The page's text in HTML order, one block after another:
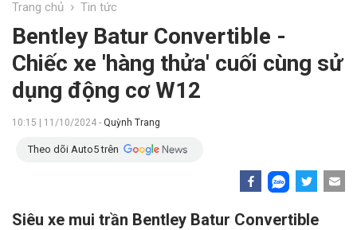
Trang chủ › Tin tức
Bentley Batur Convertible -
Chiếc xe 'hàng thửa' cuối cùng sử
dụng động cơ W12
10:15 | 11/10/2024 - Quỳnh Trang
Theo dõi Auto5 trên
Siêu xe mui trần Bentley Batur Convertible